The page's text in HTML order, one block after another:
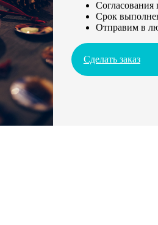
Согласования
Срок
Отправим в
Сделать заказ